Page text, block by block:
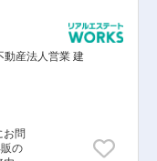
動産法人営業 建
お問
の